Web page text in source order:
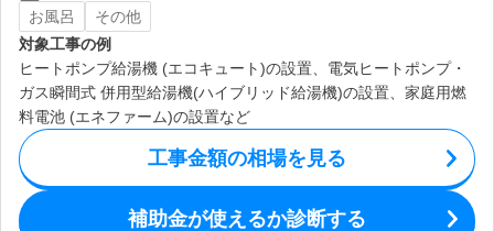
お風呂
その他
対象工事の例
ヒートポンプ給湯機 (エコキュート)の設置、電気ヒートポンプ・
ガス瞬間式 併用型給湯機(ハイブリッド給湯機)の設置、家庭用燃
料電池 (エネファーム)の設置など
工事金額の相場を見る
補助金が使えるか診断する